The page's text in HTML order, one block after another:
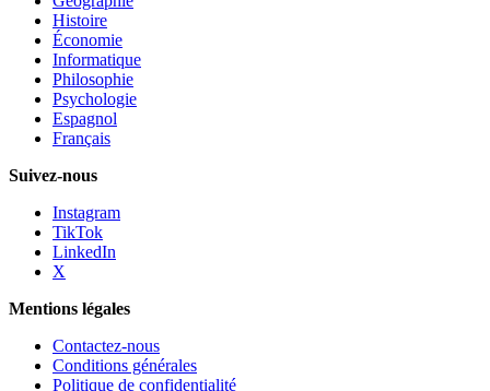
Histoire
Économie
Informatique
Philosophie
Psychologie
Espagnol
Français
Suivez-nous
Instagram
TikTok
LinkedIn
X
Mentions légales
Contactez-nous
Conditions générales
Politique de confidentialité